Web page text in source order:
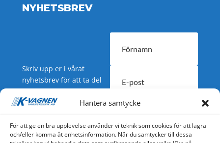
Hantera samtycke
För att ge en bra upplevelse använder vi teknik som cookies för att lagra
och/eller komma åt enhetsinformation. När du samtycker till dessa
NYHETSBREV
Skriv upp er i vårat
nyhetsbrev för att ta del
av nyheter och
erbjudanden.
SUBSCRIBE